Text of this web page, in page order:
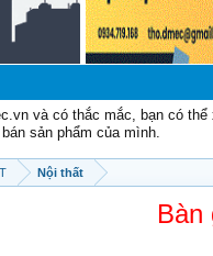
và có thắc mắc, bạn có
sản phẩm của mình.
Nội thất
Bàn